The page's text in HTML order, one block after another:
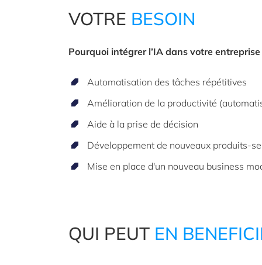
VOTRE BESOIN
Pourquoi intégrer l’IA dans votre
Automatisation des tâches répétitives
Amélioration de la productivité
Aide à la prise de décision
Développement de nouveaux produits-
Mise en place d'un nouveau business
QUI PEUT EN